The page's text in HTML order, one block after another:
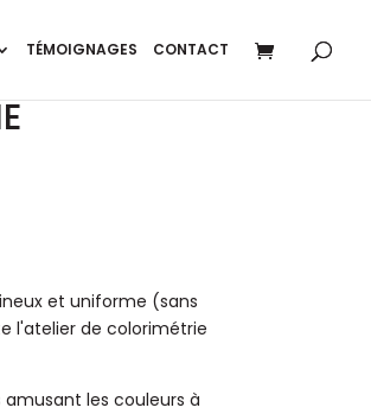
TÉMOIGNAGES CONTACT
et uniforme (sans
l'atelier de colorimétrie
les couleurs à